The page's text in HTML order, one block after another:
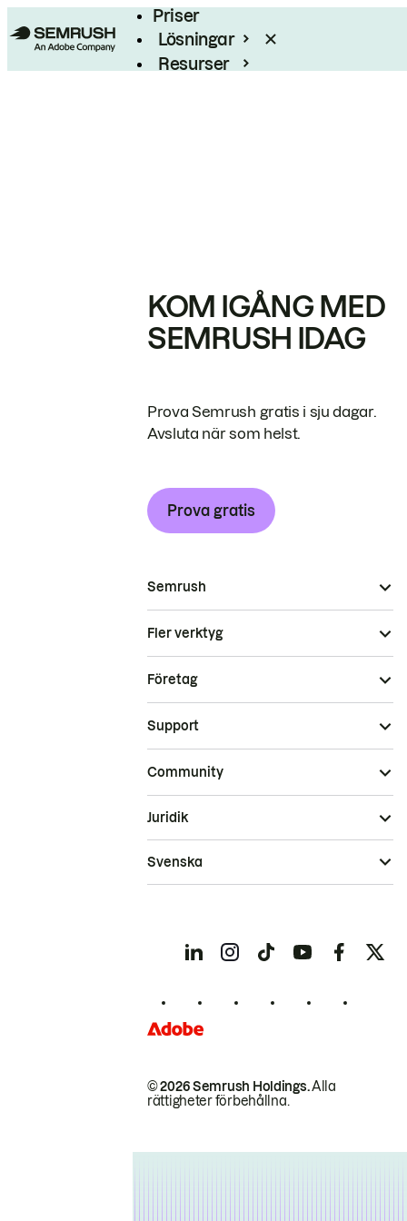
Priser
Lösningar
Resurser
KOM IGÅNG MED
SEMRUSH IDAG
Prova Semrush gratis i sju dagar.
Avsluta när som helst.
Prova gratis
Semrush
Fler verktyg
Företag
Support
Community
© 2026 Semrush Holdings.Alla
rättigheter förbehållna.
Juridik
Svenska